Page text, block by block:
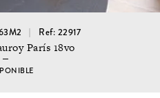
Ref: 22917
París 18vo